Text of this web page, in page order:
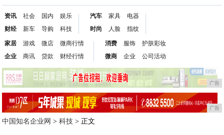
资讯
财经
社会
新车
国内
导购
娱乐
科技
汽车
时尚
家具
人脸
电器
指纹
家居
企业
游戏
商讯
微店
贷款
微商行情
财经行情
消费
微商
服饰
企业
护肤彩妆
公司活动
广告
广告
中国知名企业网 >科技 > 正文